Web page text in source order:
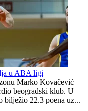
usred sezone